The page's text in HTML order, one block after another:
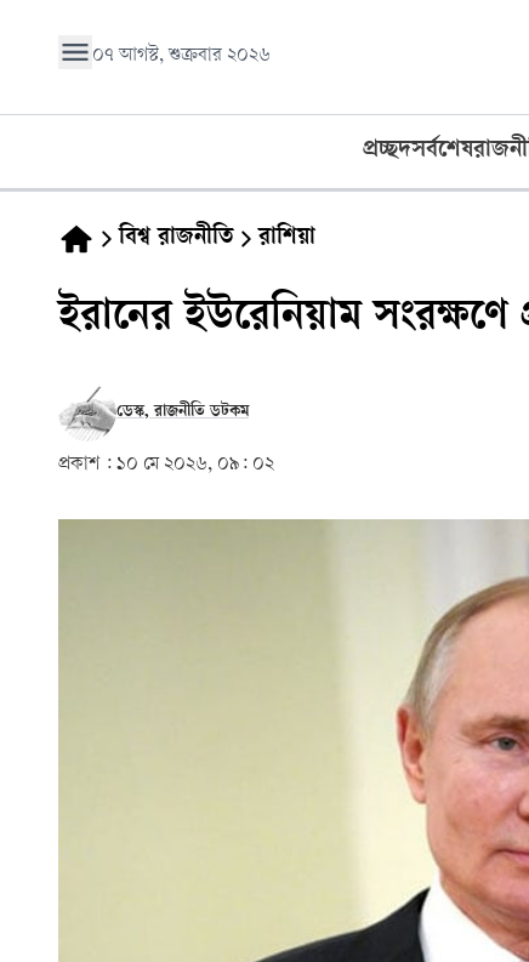
০৭ আগস্ট, শুক্রবার ২০২৬
প্রচ্ছদসর্বশেষ
বিশ্ব রাজনীতি রাশিয়া
ইরানের ইউরেনিয়াম সংরক্ষণে
ডেস্ক, রাজনীতি ডটকম
প্রকাশ : ১০ মে ২০২৬, ০৯: ০২